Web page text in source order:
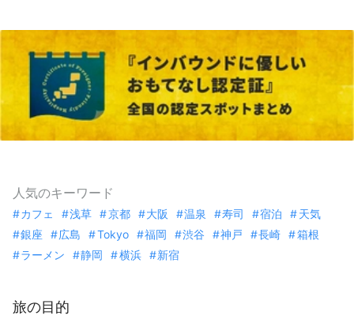
人気のキーワード
カフェ 浅草 京都 大阪 温泉 寿司 宿泊
天気
銀座
広島 Tokyo 福岡 渋谷 神戸 長崎
箱根
ラーメン
静岡 横浜 新宿
旅の目的